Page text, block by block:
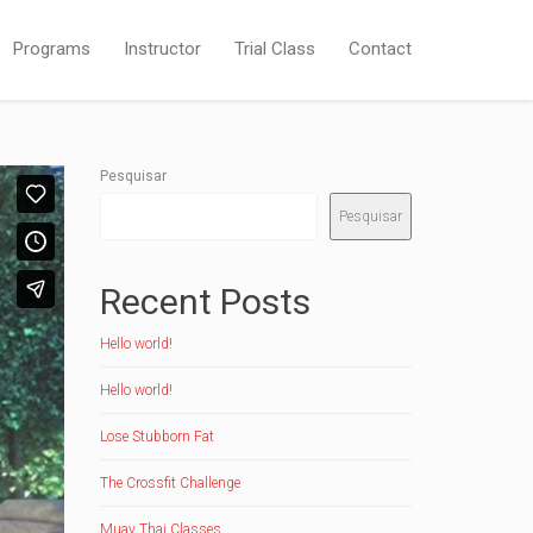
Programs Instructor Trial Class Contact
Pesquisar
Pesquisar
Recent Posts
Hello world!
Hello world!
Lose Stubborn Fat
The Crossfit Challenge
Muay Thai Classes